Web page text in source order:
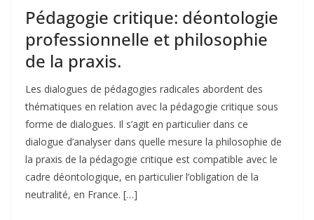
Pédagogie critique: déontologie
professionnelle et philosophie
de la praxis.
Les dialogues de pédagogies radicales abordent des
thématiques en relation avec la pédagogie critique sous
forme de dialogues. Il s’agit en particulier dans ce
dialogue d’analyser dans quelle mesure la philosophie de
la praxis de la pédagogie critique est compatible avec le
cadre déontologique, en particulier l’obligation de la
neutralité, en France. […]